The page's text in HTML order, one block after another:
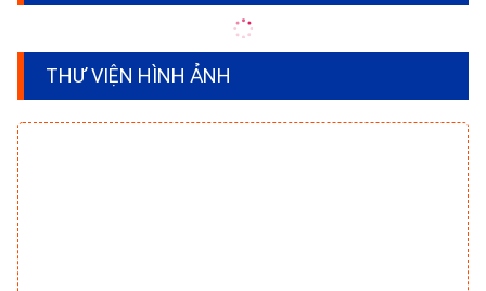
THƯ VIỆN HÌNH ẢNH